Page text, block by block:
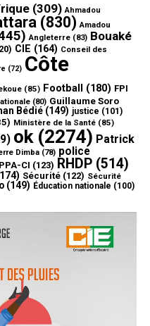
(309) Ahmadou
(830) Amadou
Angleterre(83) Bouaké
CIE (164) Conseil des
(72) Côte
(85) Football (180) FPI
(80) Guillaume Soro
Bédié(149) justice (101)
Ministère de la Santé(85)
ok(2274) Patrick
Dimba(78) police
PPA-CI (123) RHDP(514)
Sécurité(122) Sécurité
(149) Éducation nationale (100)